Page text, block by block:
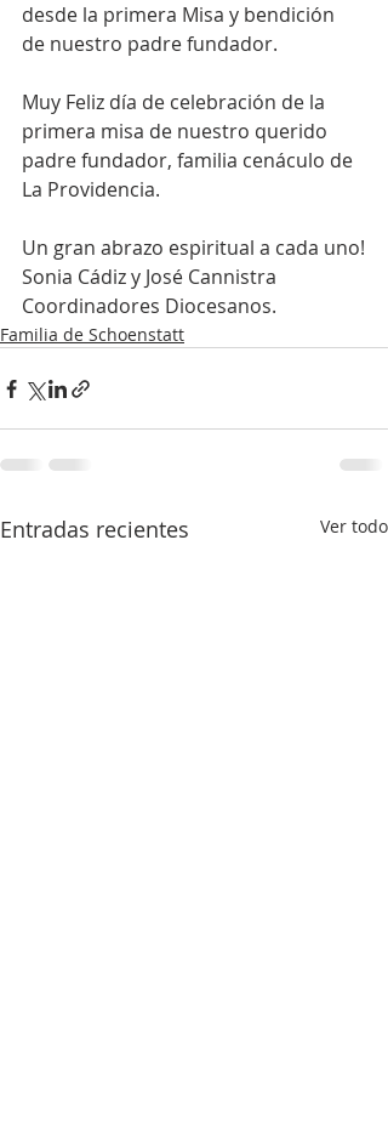
desde la primera Misa y bendición
de nuestro padre fundador.
Muy Feliz día de celebración de la
primera misa de nuestro querido
padre fundador, familia cenáculo de
La Providencia.
Un gran abrazo espiritual a cada uno!
Sonia Cádiz y José Cannistra
Coordinadores Diocesanos.
Familia de Schoenstatt
Entradas recientes Ver todo